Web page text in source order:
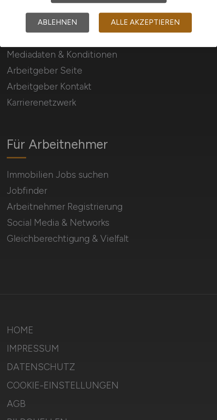
Für Arbeitnehmer
Immobilien Jobs suchen
Jobfinder
Arbeitnehmer Registrierung
Social Media & Networks
Gleichberechtigung & Vielfalt
Für Arbeitgeber
Mediadaten & Konditionen
Arbeitgeber Seite
Arbeitgeber Kontakt
Karrierenetzwerk
HOME
IMPRESSUM
DATENSCHUTZ
COOKIE-EINSTELLUNGEN
AGB
ABLEHNEN ALLE AKZEPTIEREN